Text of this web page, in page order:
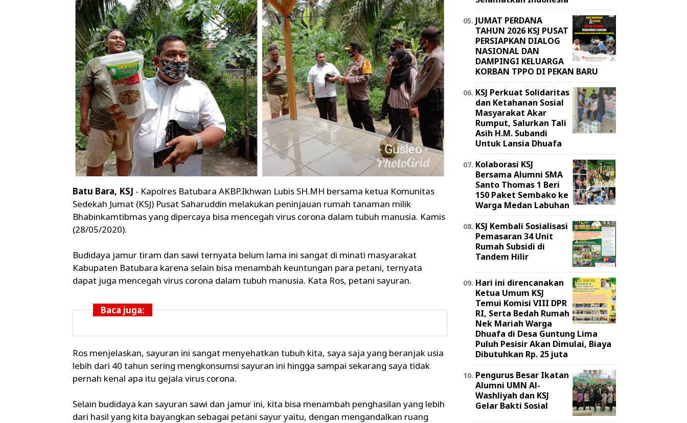
Batu Bara, KSJ - Kapolres Batubara AKBP.Ikhwan Lubis SH.MH bersama ketua Komunitas
Sedekah Jumat (KSJ) Pusat Saharuddin melakukan peninjauan rumah tanaman milik
Bhabinkamtibmas yang dipercaya bisa mencegah virus corona dalam tubuh manusia. Kamis
(28/05/2020).
Budidaya jamur tiram dan sawi ternyata belum lama ini sangat di minati masyarakat
Kabupaten Batubara karena selain bisa menambah keuntungan para petani, ternyata
dapat juga mencegah virus corona dalam tubuh manusia. Kata Ros, petani sayuran.
Baca juga:
Ros menjelaskan, sayuran ini sangat menyehatkan tubuh kita, saya saja yang beranjak usia
lebih dari 40 tahun sering mengkonsumsi sayuran ini hingga sampai sekarang saya tidak
pernah kenal apa itu gejala virus corona.
Selain budidaya kan sayuran sawi dan jamur ini, kita bisa menambah penghasilan yang lebih
dari hasil yang kita bayangkan sebagai petani sayur yaitu, dengan mengandalkan ruang
JUMAT PERDANA
TAHUN 2026 KSJ PUSAT
PERSIAPKAN DIALOG
NASIONAL DAN
DAMPINGI KELUARGA
KORBAN TPPO DI PEKAN BARU
KSJ Perkuat Solidaritas
dan Ketahanan Sosial
Masyarakat Akar
Rumput, Salurkan Tali
Asih H.M. Subandi
Untuk Lansia Dhuafa
Kolaborasi KSJ
Bersama Alumni SMA
Santo Thomas 1 Beri
150 Paket Sembako ke
Warga Medan Labuhan
KSJ Kembali Sosialisasi
Pemasaran 34 Unit
Rumah Subsidi di
Tandem Hilir
Hari ini direncanakan
Ketua Umum KSJ
Temui Komisi VIII DPR
RI, Serta Bedah Rumah
Nek Mariah Warga
Dhuafa di Desa Guntung Lima
Puluh Pesisir Akan Dimulai, Biaya
Dibutuhkan Rp. 25 juta
Pengurus Besar Ikatan
Alumni UMN Al-
Washliyah dan KSJ
Gelar Bakti Sosial